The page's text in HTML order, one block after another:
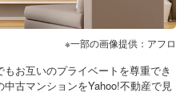
一部の画像提供：アフロ
お互いのプライベートを尊重でき
古マンションをYahoo!不動産で見